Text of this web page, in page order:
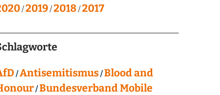
2019 2018 2017
Antisemitismus Blood and
Bundesverband Mobile